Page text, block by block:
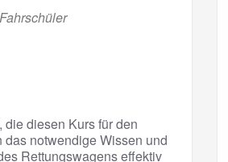
diesen Kurs für den
notwendige Wissen und
Rettungswagens effektiv